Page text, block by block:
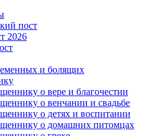
пост
2026
и болящих
о вере и благочестии
о венчании и свадьбе
о детях и воспитании
о домашних питомцах